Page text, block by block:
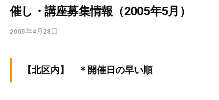
・
ボ
ン
ィ
O
・
ボ
催し・講座募集情報（2005年5月）
2005年4月28日
v
【北区内】 ＊開催日の早い順
ア
ぷ
ら